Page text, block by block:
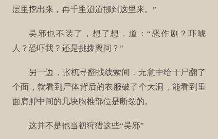
层里挖出来，再千里迢迢挪到这里来。”
吴邪也不装了，想了想，道：“恶作剧？吓唬
人？恐吓我？还是挑拨离间？”
另一边，张杌寻翻找线索间，无意中给干尸翻了
个面，就看到尸体背后的衣服破了个大洞，能看到里
面肩胛中间的几块胸椎部位是断裂的。
这并不是他当初狩猎这些“吴邪”